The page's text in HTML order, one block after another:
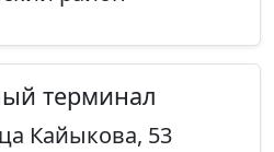
терминал
Кайыкова, 53